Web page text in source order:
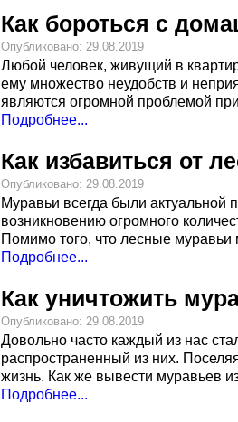
Как бороться с
Опубликовано: 29.08.2019
Любой человек, живущий в
ему множество неудобств и
являются огромной проблемой при
Подробнее...
Как избавиться от
Опубликовано: 29.08.2019
Муравьи всегда были актуальной
возникновению огромного
Помимо того, что лесные муравьи
Подробнее...
Как уничтожить
Опубликовано: 29.08.2019
Довольно часто каждый из нас
распространенный из них.
жизнь. Как же вывести муравьев
Подробнее...